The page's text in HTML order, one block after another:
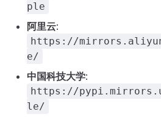
ple
阿里云:
https://
e/
中国科技大学:
https://
le/